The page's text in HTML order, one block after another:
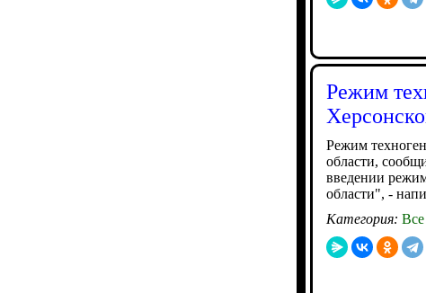
Режим
Режим
области,
введении
области", -
Категория: Все